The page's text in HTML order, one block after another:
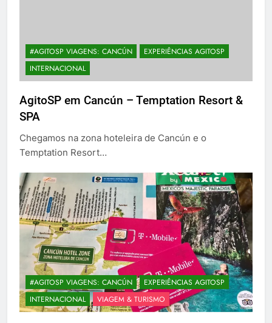
#AGITOSP VIAGENS: CANCÚN
EXPERIÊNCIAS AGITOSP
INTERNACIONAL
AgitoSP em Cancún – Temptation Resort &
SPA
Chegamos na zona hoteleira de Cancún e o
Temptation Resort…
#AGITOSP VIAGENS: CANCÚN
EXPERIÊNCIAS AGITOSP
INTERNACIONAL
VIAGEM & TURISMO